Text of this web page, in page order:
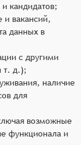
кандидатов;
и вакансий,
данных в
с другими
т. д.);
наличие
для
возможные
функционала и